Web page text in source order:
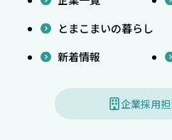
とまこまいの暮らし
新着情報
企業採用